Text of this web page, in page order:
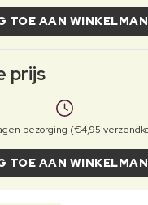
TOE AAN
prijs
bezorging (€4,95
TOE AAN